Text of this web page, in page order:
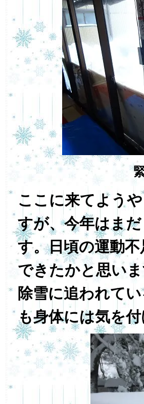
ここに来てよう
すが、今年はま
す。日頃の運動
できたかと思い
除雪に追われて
も身体には気を